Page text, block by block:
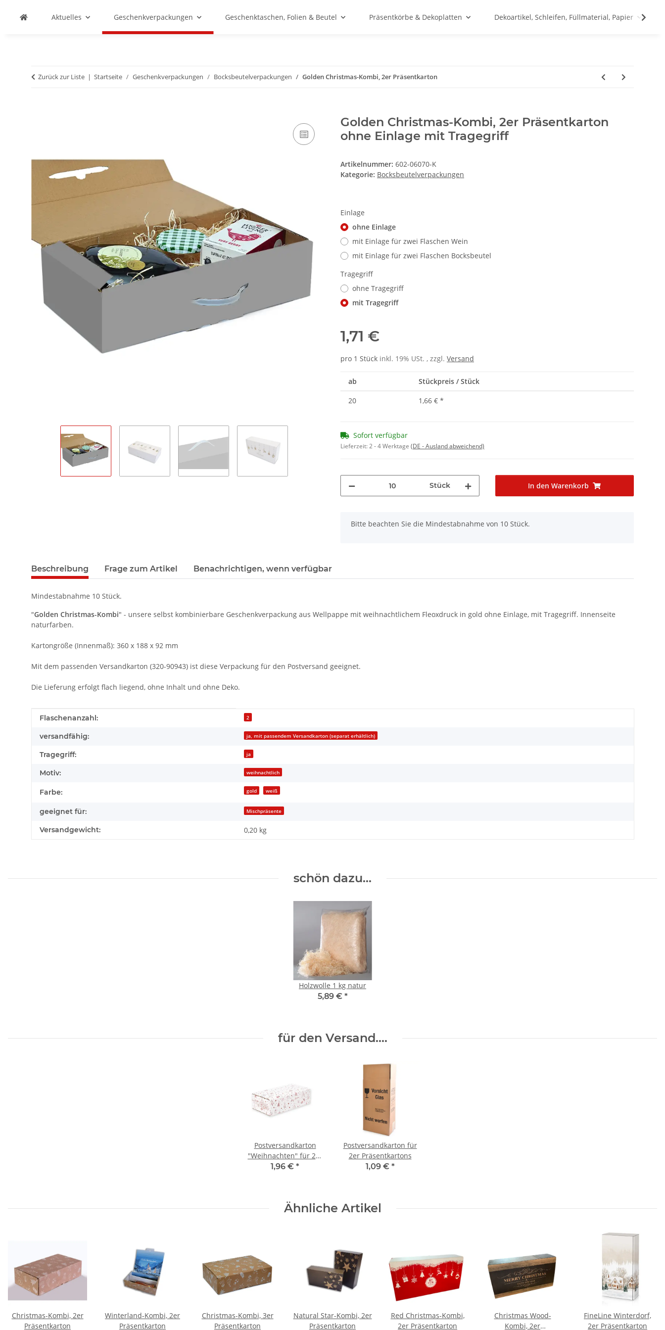
Aktuelles Geschenkverpackungen Geschenktaschen, Folien & Beutel Präsentkörbe & Dekoplatten Dekoartikel, Schleifen, Füllmaterial, Papier
Zurück zur Liste Startseite Geschenkverpackungen Bocksbeutelverpackungen Golden Christmas-Kombi, 2er Präsentkarton
Golden Christmas-Kombi, 2er Präsentkarton
ohne Einlage mit Tragegriff
Artikelnummer: 602-06070-K
Kategorie: Bocksbeutelverpackungen
Einlage
ohne Einlage
mit Einlage für zwei Flaschen Wein
mit Einlage für zwei Flaschen Bocksbeutel
Tragegriff
ohne Tragegriff
mit Tragegriff
1,71 €
pro 1 Stück inkl. 19% USt. , zzgl. Versand
ab Stückpreis / Stück
20 1,66 € *
Sofort verfügbar
Lieferzeit:2 - 4 Werktage (DE - Ausland abweichend)
Stück In den Warenkorb
x
Bitte beachten Sie die Mindestabnahme von 10 Stück.
Beschreibung Frage zum Artikel Benachrichtigen, wenn verfügbar
Mindestabnahme 10 Stück.
"Golden Christmas-Kombi" - unsere selbst kombinierbare Geschenkverpackung aus Wellpappe mit weihnachtlichem Fleoxdruck in gold ohne Einlage, mit Tragegriff. Innenseite
naturfarben.
Kartongröße (Innenmaß): 360 x 188 x 92 mm
Mit dem passenden Versandkarton (320-90943) ist diese Verpackung für den Postversand geeignet.
Die Lieferung erfolgt flach liegend, ohne Inhalt und ohne Deko.
Produkteigenschaft
Wert
Flaschenanzahl: 2
versandfähig: ja, mit passendem Versandkarton (separat erhältlich)
Tragegriff: ja
Motiv: weihnachtlich
Farbe: gold weiß
geeignet für: Mischpräsente
Versandgewicht: 0,20 kg
schön dazu...
Holzwolle 1 kg natur
5,89 € *
für den Versand....
Postversandkarton
"Weihnachten" für 2er
Präsentkartons
1,96 € *
Postversandkarton für
2er Präsentkartons
1,09 € *
Ähnliche Artikel
Christmas-Kombi, 2er
Präsentkarton
Winterland-Kombi, 2er
Präsentkarton
Christmas-Kombi, 3er
Präsentkarton
Natural Star-Kombi, 2er
Präsentkarton
Red Christmas-Kombi,
2er Präsentkarton
Christmas Wood-
Kombi, 2er
FineLine Winterdorf,
2er Präsentkarton